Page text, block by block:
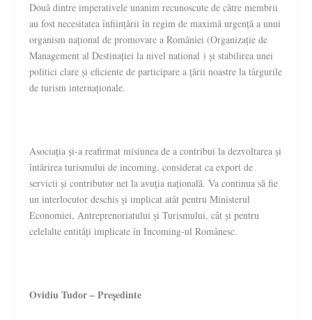
Două dintre imperativele unanim recunoscute de către membrii
au fost necesitatea înființării în regim de maximă urgență a unui
organism național de promovare a României (Organizație de
Management al Destinației la nivel national ) și stabilirea unei
politici clare și eficiente de participare a țării noastre la târgurile
de turism internaționale.
Asociația și-a reafirmat misiunea de a contribui la dezvoltarea și
întărirea turismului de incoming, considerat ca export de
servicii și contributor net la avuția națională. Va continua să fie
un interlocutor deschis și implicat atât pentru Ministerul
Economiei, Antreprenoriatului și Turismului, cât și pentru
celelalte entități implicate în Incoming-ul Românesc.
Ovidiu Tudor – Președinte